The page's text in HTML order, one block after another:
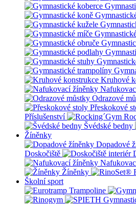
Kruhové
Odrazové
Přeskokové
Příslušenství
Švédské bedny
Žíněnky
Dopadové
Doskočiště
Žíněnky
Školní sport